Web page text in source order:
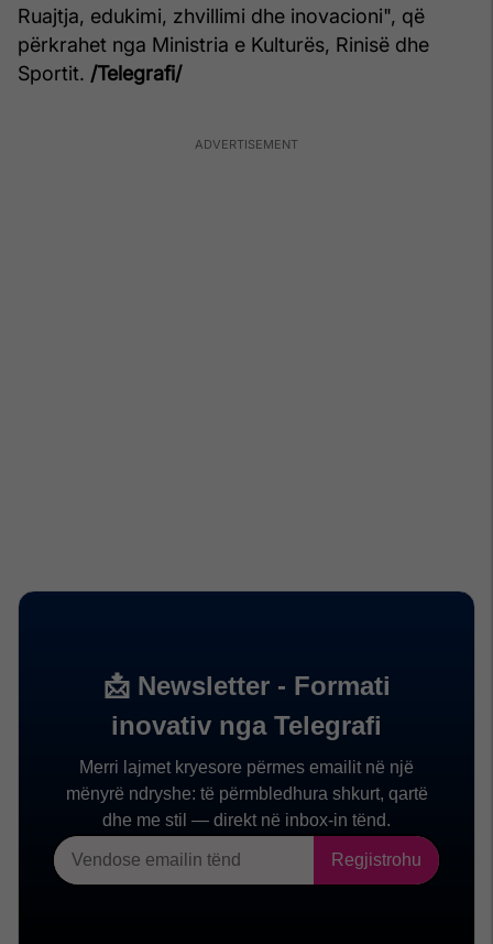
Ruajtja, edukimi, zhvillimi dhe inovacioni", që
përkrahet nga Ministria e Kulturës, Rinisë dhe
Sportit. /Telegrafi/